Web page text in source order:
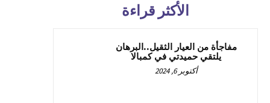
الأكثر قراءة
مفاجأة من العيار الثقيل..البرهان
يلتقي حميدتي في كمبالا
أكتوبر 6, 2024